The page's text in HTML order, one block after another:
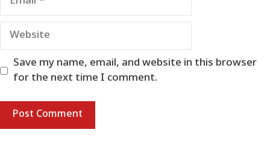
Website
Save my name, email, and website in this browser
for the next time I comment.